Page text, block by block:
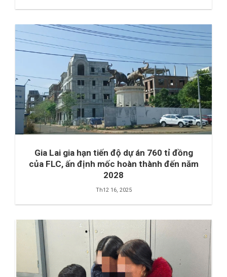
Gia Lai gia hạn tiến độ dự án 760 tỉ đồng
của FLC, ấn định mốc hoàn thành đến năm
2028
Th12 16, 2025